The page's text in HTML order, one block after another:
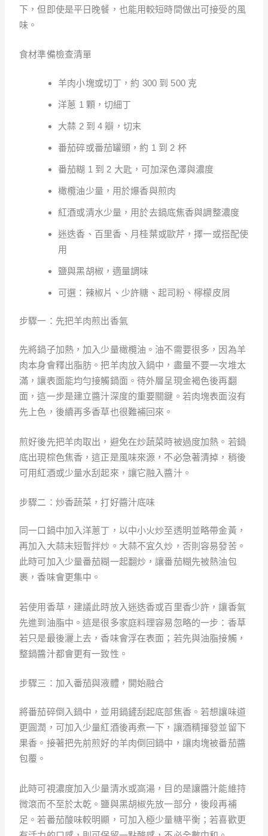
下，但即使是平日晚餐，也能用較短時間做出可接受的風
味。
食材準備檢查清單
羊肉小塊或切丁，約 300 到 500 克
洋蔥 1 顆，切細丁
大蒜 2 到 4 瓣，切末
番茄碎或番茄罐頭，約 1 到 2 杯
番茄糊 1 到 2 大匙，可加深色澤與濃度
橄欖油少量，用於爆香與煎肉
紅酒或清水少量，用於去鍋底焦香與調整濃度
迷迭香、百里香、月桂葉或歐芹，擇一或搭配使
用
鹽與黑胡椒，適量調味
可選：辣椒片、少許糖、起司粉、檸檬皮屑
步驟一：先把羊肉煎出香氣
先將鍋子加熱，加入少量橄欖油。油不需要很多，因為羊
肉本身會釋出脂肪。把羊肉放入鍋中，盡量不要一次堆太
滿，讓表面能均勻接觸鍋面。待外層呈現金褐色後再翻
面，這一步是建立醬汁深度的重要關鍵。若肉塊表面沒有
先上色，後續再多香草也很難補回來。
煎好後先把羊肉取出，避免在炒蔬菜時被過度加熱。若鍋
底出現棕色焦香，這正是風味來源，不必急著清掉，稍後
可用紅酒或少量水刮起來，讓它融入醬汁。
步驟二：炒香蔬菜，打好醬汁底味
同一口鍋中加入洋蔥丁，以中小火炒至透明並略帶金黃，
再加入大蒜末短暫拌炒。大蒜不宜久炒，否則容易發苦。
此時可加入少量番茄糊一起翻炒，讓番茄糊先被熱油包
裹，香味會更集中。
若使用香草，建議此時放入迷迭香或百里香少許，讓香氣
先進到油脂中。這是很多家庭料理容易忽略的一步：香草
若只是最後灑上去，香味會浮在表面；若先與油脂接觸，
整鍋醬汁都會更有一致性。
步驟三：加入番茄與液體，開始融合
將番茄碎倒入鍋中，並用鍋鏟刮起底部焦香。若想讓味道
更圓潤，可加入少量紅酒後再煮一下，讓酒精揮發並留下
果香。接著把先前煎好的羊肉倒回鍋中，讓肉塊被番茄醬
包覆。
此時可視濃度加入少量清水或高湯，目的是讓醬汁能維持
微滾而不至於太乾。鹽與黑胡椒先放一部分，後段再補
足。若番茄酸味較明顯，可加入極少量糖平衡；若喜歡更